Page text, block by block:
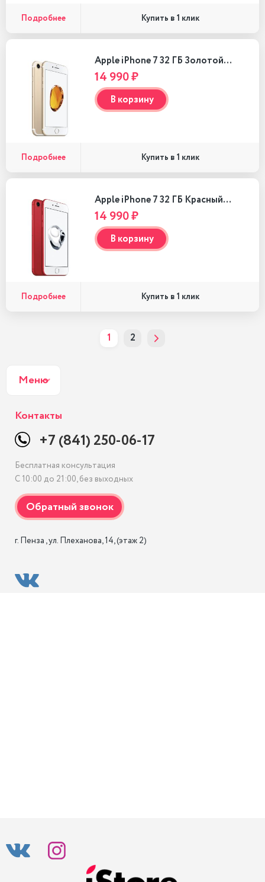
Подробнее Купить в 1 клик
Apple iPhone 7 32 ГБ Золотой…
14 990 ₽
В корзину
Подробнее Купить в 1 клик
Apple iPhone 7 32 ГБ Красный…
14 990 ₽
В корзину
Подробнее Купить в 1 клик
1 2
Меню
Контакты
+7 (841) 250-06-17
Бесплатная консультация
С 10:00 до 21:00, без выходных
г. Пенза , ул. Плеханова, 14, (этаж 2)